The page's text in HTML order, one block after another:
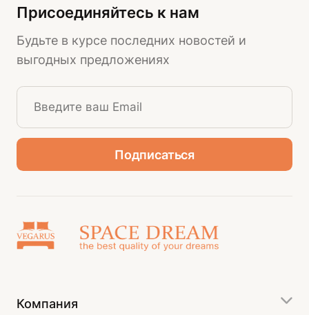
Присоединяйтесь к нам
Будьте в курсе последних новостей и
выгодных предложениях
Компания